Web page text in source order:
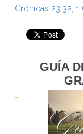
Crónicas 23:32; 1